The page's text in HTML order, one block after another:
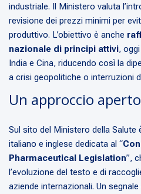
industriale. Il Ministero valuta
revisione dei prezzi minimi per
produttivo. L’obiettivo è anche
nazionale di principi attivi,
India e Cina, riducendo così la
a crisi geopolitiche o interruzioni
Un approccio
Sul sito del Ministero della
italiano e inglese dedicata al “
Pharmaceutical Legislation”,
l’evoluzione del testo e di
aziende internazionali. Un